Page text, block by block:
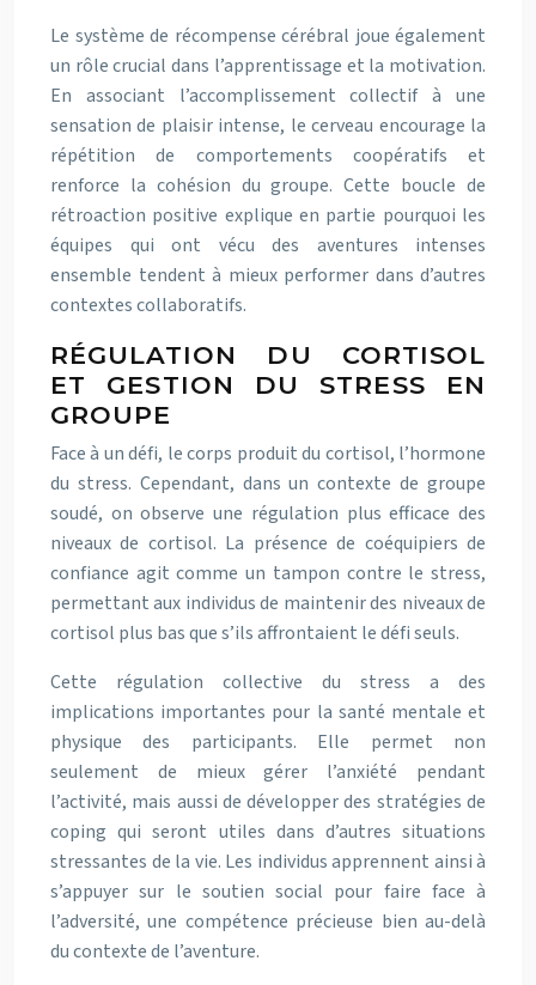
Le système de récompense cérébral joue également
un rôle crucial dans l’apprentissage et la motivation.
En associant l’accomplissement collectif à une
sensation de plaisir intense, le cerveau encourage la
répétition de comportements coopératifs et
renforce la cohésion du groupe. Cette boucle de
rétroaction positive explique en partie pourquoi les
équipes qui ont vécu des aventures intenses
ensemble tendent à mieux performer dans d’autres
contextes collaboratifs.
RÉGULATION DU CORTISOL
ET GESTION DU STRESS EN
GROUPE
Face à un défi, le corps produit du cortisol, l’hormone
du stress. Cependant, dans un contexte de groupe
soudé, on observe une régulation plus efficace des
niveaux de cortisol. La présence de coéquipiers de
confiance agit comme un tampon contre le stress,
permettant aux individus de maintenir des niveaux de
cortisol plus bas que s’ils affrontaient le défi seuls.
Cette régulation collective du stress a des
implications importantes pour la santé mentale et
physique des participants. Elle permet non
seulement de mieux gérer l’anxiété pendant
l’activité, mais aussi de développer des stratégies de
coping qui seront utiles dans d’autres situations
stressantes de la vie. Les individus apprennent ainsi à
s’appuyer sur le soutien social pour faire face à
l’adversité, une compétence précieuse bien au-delà
du contexte de l’aventure.